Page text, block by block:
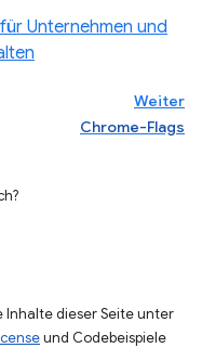
Unternehmen und
Weiter
Chrome-Flags
Inhalte dieser Seite unter
und Codebeispiele